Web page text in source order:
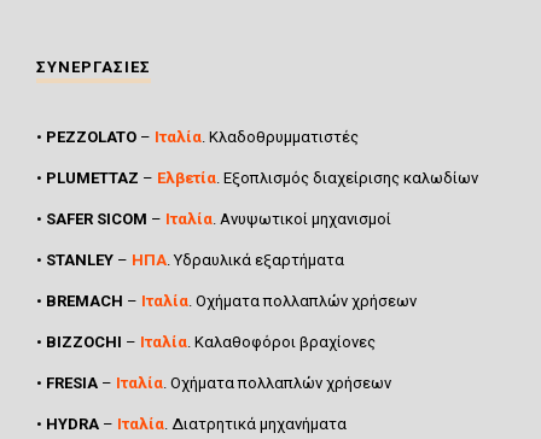
ΣΥΝΕΡΓΑΣΙΕΣ
• PEZZOLATO – Ιταλία. Κλαδοθρυμματιστές
• PLUMETTAZ – Ελβετία. Εξοπλισμός διαχείρισης καλωδίων
• SAFER SICOM – Ιταλία. Ανυψωτικοί μηχανισμοί
• STANLEY – ΗΠΑ. Υδραυλικά εξαρτήματα
• BREMACH – Ιταλία. Οχήματα πολλαπλών χρήσεων
• BIZZOCHI – Ιταλία. Καλαθοφόροι βραχίονες
• FRESIA – Ιταλία. Οχήματα πολλαπλών χρήσεων
• HYDRA – Ιταλία. Διατρητικά μηχανήματα